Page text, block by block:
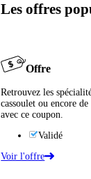
Les offres
Offre
Retrouvez les
cassoulet ou encore
avec ce coupon.
Validé
Voir l'offre